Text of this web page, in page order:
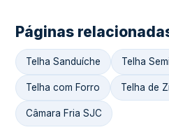
Páginas
Telha Sanduíche Telha
Telha com Forro Telha de
Câmara Fria SJC